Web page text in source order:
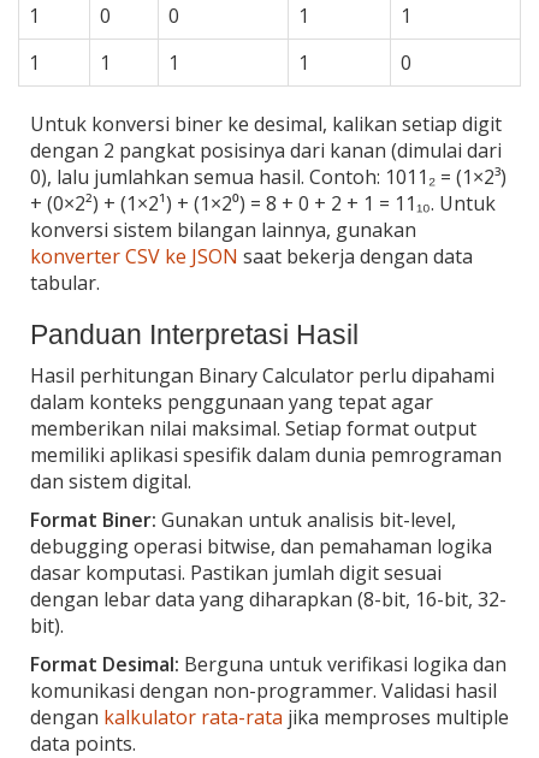
1
0 0 1
1
1
1 1 1 0
Untuk konversi biner ke desimal, kalikan setiap digit
dengan 2 pangkat posisinya dari kanan (dimulai dari
0), lalu jumlahkan semua hasil. Contoh: 1011₂ = (1×2³)
+ (0×2²) + (1×2¹) + (1×2⁰) = 8 + 0 + 2 + 1 = 11₁₀. Untuk
konversi sistem bilangan lainnya, gunakan
konverter CSV ke JSON saat bekerja dengan data
tabular.
Panduan Interpretasi Hasil
Hasil perhitungan Binary Calculator perlu dipahami
dalam konteks penggunaan yang tepat agar
memberikan nilai maksimal. Setiap format output
memiliki aplikasi spesifik dalam dunia pemrograman
dan sistem digital.
Format Biner: Gunakan untuk analisis bit-level,
debugging operasi bitwise, dan pemahaman logika
dasar komputasi. Pastikan jumlah digit sesuai
dengan lebar data yang diharapkan (8-bit, 16-bit, 32-
bit).
Format Desimal: Berguna untuk verifikasi logika dan
komunikasi dengan non-programmer. Validasi hasil
dengan kalkulator rata-rata jika memproses multiple
data points.